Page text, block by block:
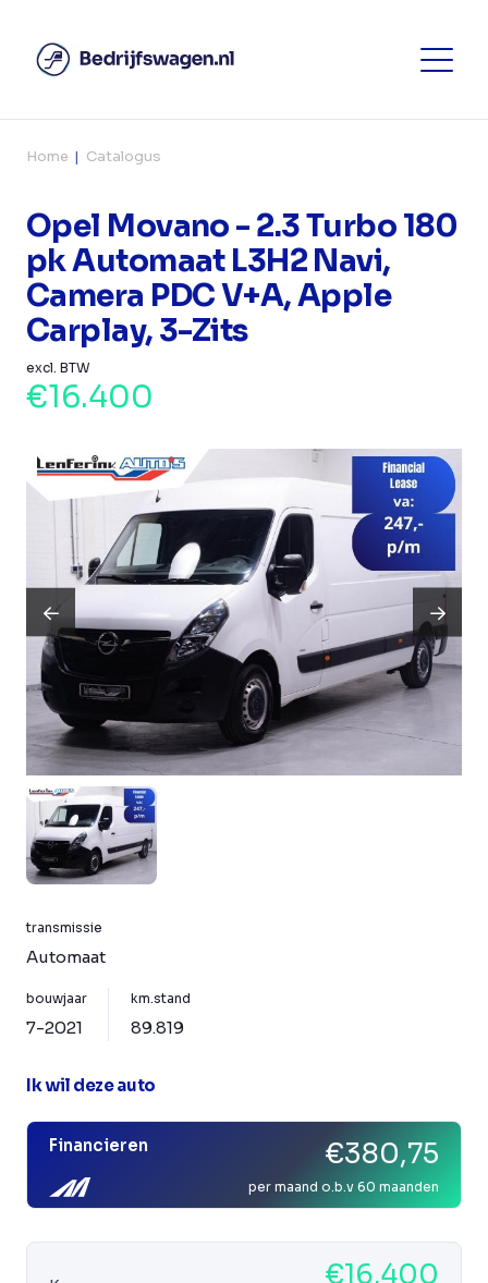
Home Catalogus
Opel Movano - 2.3 Turbo 180
pk Automaat L3H2 Navi,
Camera PDC V+A, Apple
Carplay, 3-Zits
excl. BTW
€16.400
transmissie
Automaat
bouwjaar
7-2021
km.stand
89.819
Ik wil deze auto
Financieren €380,75
per maand o.b.v 60 maanden
€16.400